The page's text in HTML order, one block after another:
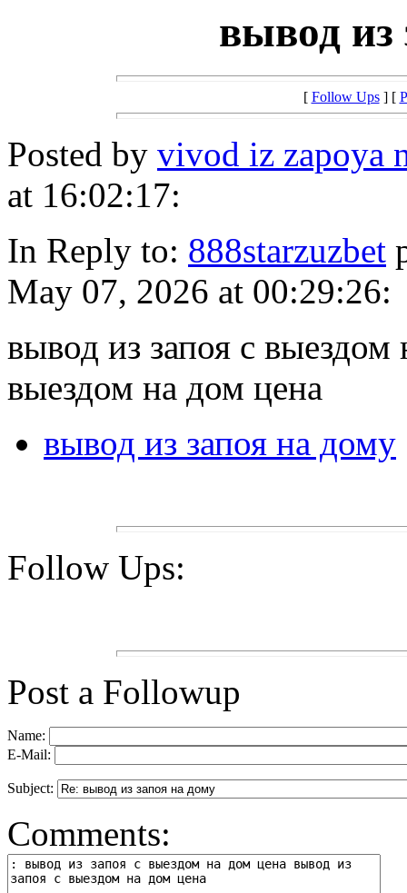
вывод из
[ Follow Ups] [
Posted by vivod iz zapoya
at 16:02:17:
In Reply to: 888starzuzbet
May 07, 2026 at 00:29:26:
вывод из запоя с
выездом на дом цена
вывод из запоя на дому
Follow Ups:
Post a Followup
Name:
E-Mail:
Subject:
Comments: